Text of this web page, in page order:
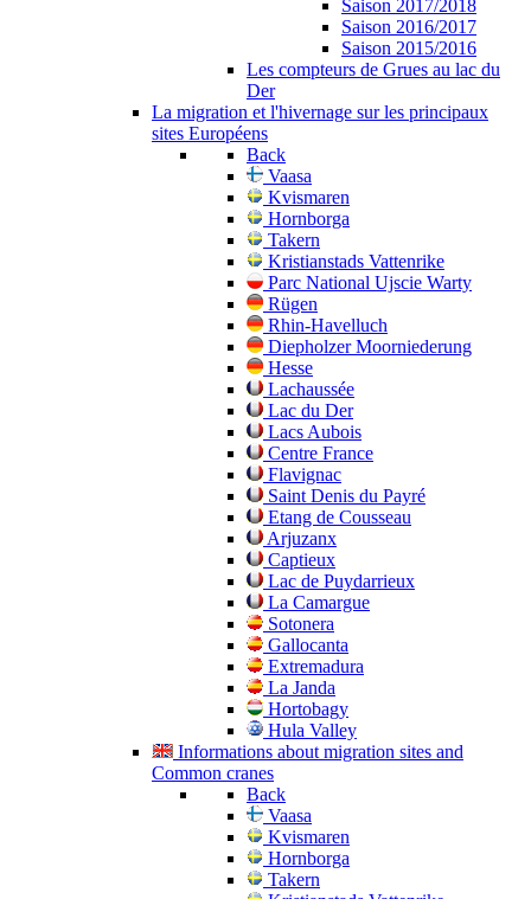
Saison 2017/2018
Saison 2016/2017
Saison 2015/2016
Les compteurs de Grues au lac du
Der
La migration et l'hivernage sur les principaux
sites Européens
Back
Vaasa
Kvismaren
Hornborga
Takern
Kristianstads Vattenrike
Parc National Ujscie Warty
Rügen
Rhin-Havelluch
Diepholzer Moorniederung
Hesse
Lachaussée
Lac du Der
Lacs Aubois
Centre France
Flavignac
Saint Denis du Payré
Etang de Cousseau
Arjuzanx
Captieux
Lac de Puydarrieux
La Camargue
Sotonera
Gallocanta
Extremadura
La Janda
Hortobagy
Hula Valley
Informations about migration sites and
Common cranes
Back
Vaasa
Kvismaren
Hornborga
Takern